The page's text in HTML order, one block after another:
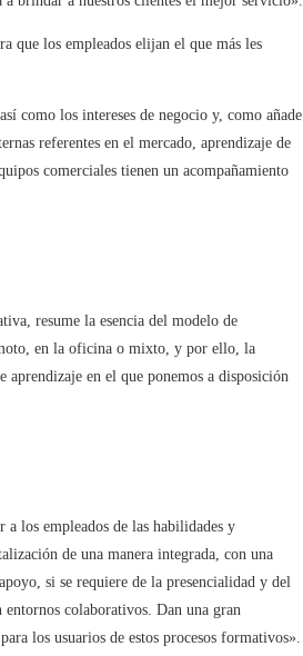
que los empleados elijan el que más les
como los intereses de negocio y, como añade
referentes en el mercado, aprendizaje de
comerciales tienen un acompañamiento
resume la esencia del modelo de
en la oficina o mixto, y por ello, la
en el que ponemos a disposición
a los empleados de las habilidades y
de una manera integrada, con una
si se requiere de la presencialidad y del
colaborativos. Dan una gran
los usuarios de estos procesos formativos».